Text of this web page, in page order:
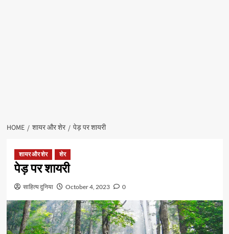
HOME शायर और शेर पेड़ पर शायरी
शायर और शेर शेर
पेड़ पर शायरी
साहित्य दुनिया October 4, 2023 0